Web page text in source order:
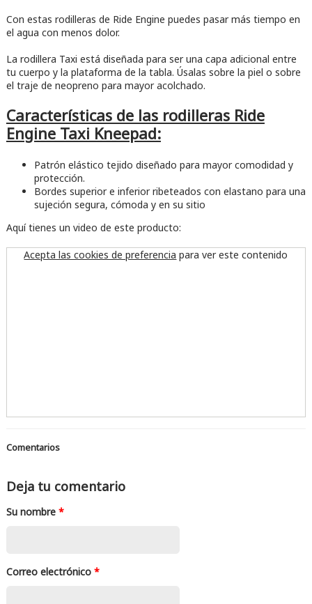
Con estas rodilleras de Ride Engine puedes pasar más tiempo en
el agua con menos dolor.
La rodillera Taxi está diseñada para ser una capa adicional entre
tu cuerpo y la plataforma de la tabla. Úsalas sobre la piel o sobre
el traje de neopreno para mayor acolchado.
Características de las rodilleras Ride
Engine Taxi Kneepad:
Patrón elástico tejido diseñado para mayor comodidad y
protección.
Bordes superior e inferior ribeteados con elastano para una
sujeción segura, cómoda y en su sitio
Aquí tienes un video de este producto:
Acepta las cookies de preferencia para ver este contenido
Comentarios
Deja tu comentario
Su nombre *
Correo electrónico *